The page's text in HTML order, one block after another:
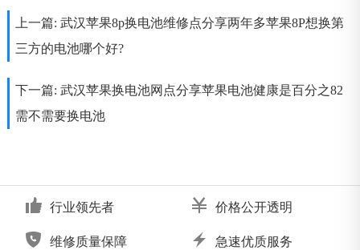
上一篇: 武汉苹果8p换电池维修点分享两年多苹果8P想换第
三方的电池哪个好?
下一篇: 武汉苹果换电池网点分享苹果电池健康是百分之82
需不需要换电池
行业领先者 价格公开透明
维修质量保障 急速优质服务